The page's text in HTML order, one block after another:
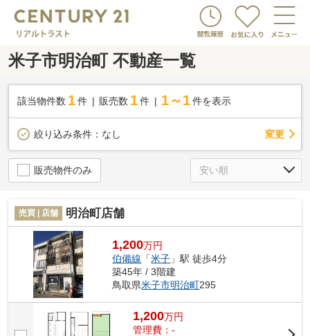
米子市明治町 不動産一覧
該当物件数 1件 販売数 1 件 1～1 件を表示
絞り込み条件： なし 変更
販売物件のみ
売買 | 店舗 明治町店舗
1,200万円
伯備線 「米子 」駅 徒歩4分
築45年 / 3階建
鳥取県米子市明治町295
1,200万円
管理費：-